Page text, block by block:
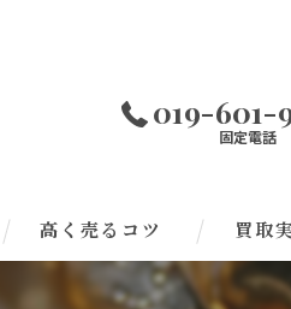
019-601-
固定電話
高く売るコツ 買取